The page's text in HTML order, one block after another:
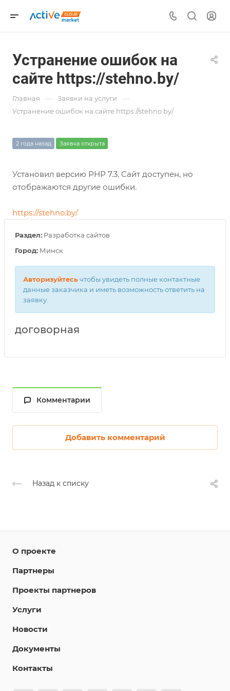
Устранение ошибок на
сайте https://stehno.by/
Главная — Заявки на услуги —
Устранение ошибок на сайте https://stehno.by/
2 года назад Заявка открыта
Установил версию РНР 7.3. Сайт доступен, но
отображаются другие ошибки.
https://stehno.by/
Раздел: Разработка сайтов
Город: Минск
Авторизуйтесьчтобы увидеть полные контактные
данные заказчика и иметь возможность ответить на
заявку.
договорная
Комментарии
Добавить комментарий
Назад к списку
О проекте
Партнеры
Проекты партнеров
Услуги
Новости
Документы
Контакты